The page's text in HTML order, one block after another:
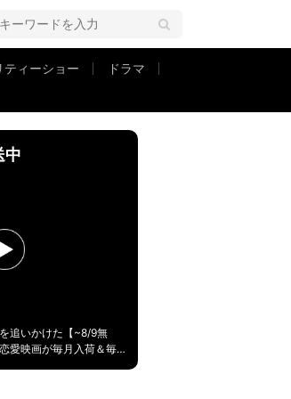
ティーショー
ドラマ
すよ」
中
追いかけた【~8/9無
愛映画が毎月入荷＆毎